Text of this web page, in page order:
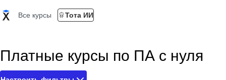
Все курсы Тота ИИ
Платные курсы по ПА с нуля